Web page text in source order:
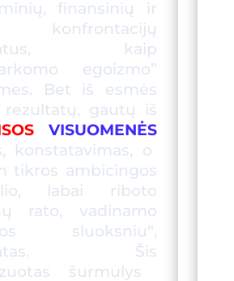
finansinių ir
kaip
omo egoizmo”
. Bet iš esmės
gautų iš
VISUOMENĖS
konstatavimas, o
tikros ambicingos
labai riboto
rato, vadinamo
sluoksniu“,
Šis
s šurmulys